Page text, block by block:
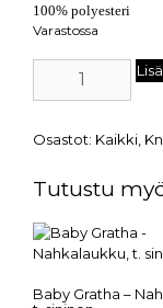
100% polyesteri
Varastossa
Osastot: Kaikki
Tutustu
Baby Gratha –